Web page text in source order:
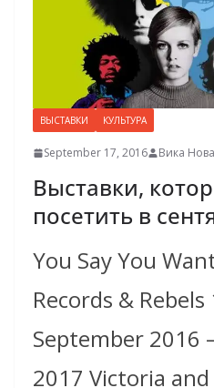
ВЫСТАВКИ КУЛЬТУРА
September 17, 2016 Вика Нова
Выставки,
посетить в
You Say You
Records &
September 2016
2017 Victoria